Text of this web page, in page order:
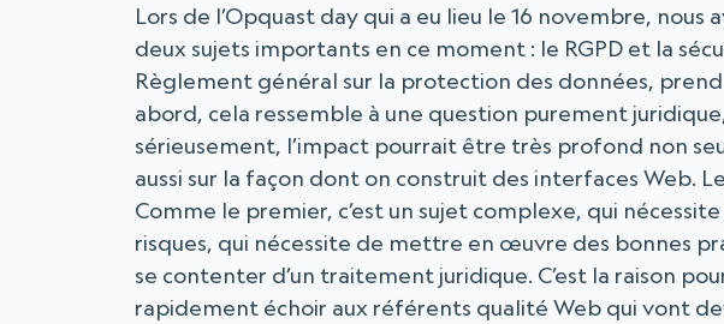
Lors de l’Opquast day qui a eu lieu le 16 novembre, nous
deux sujets importants en ce moment : le RGPD et la
Règlement général sur la protection des données,
abord, cela ressemble à une question purement juridique,
sérieusement, l’impact pourrait être très profond non
aussi sur la façon dont on construit des interfaces Web.
Comme le premier, c’est un sujet complexe, qui
risques, qui nécessite de mettre en œuvre des bonnes
se contenter d’un traitement juridique. C’est la raison
rapidement échoir aux référents qualité Web qui vont